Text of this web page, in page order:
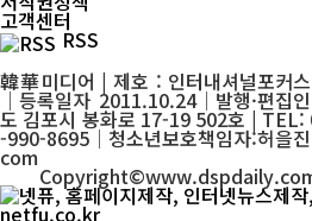
고객센터
RSS
韓華미디어 | 제호 : 인터내셔널포커
│등록일자 2011.10.24│발행·편집
도 김포시 봉화로 17-19 502호 |
-990-8695│청소년보호책임자:허
com